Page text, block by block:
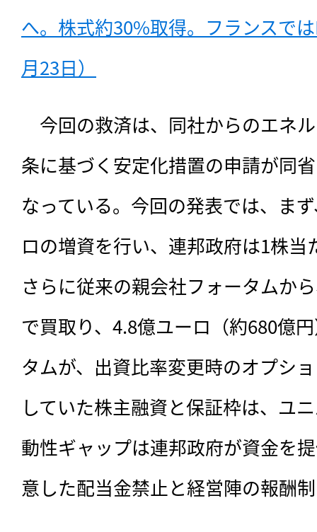
へ。株式約30%取得。フランスで
月23日）
今回の救済は、 同社からのエネ
条に基づく安定化措置の申請が同
なっている。今回の発表では、ま
ロの増資を行い、連邦政府は1株当
さらに従来の親会社フォータムか
で買取り、4.8億ユーロ（約680億
タムが、出資比率変更時のオプシ
していた株主融資と保証枠は、ユ
動性ギャップは連邦政府が資金を
意した配当金禁止と経営陣の報酬